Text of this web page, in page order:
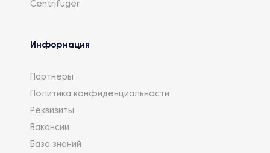
Centrifuger
Информация
Партнеры
Политика конфиденциальности
Реквизиты
Вакансии
База знаний